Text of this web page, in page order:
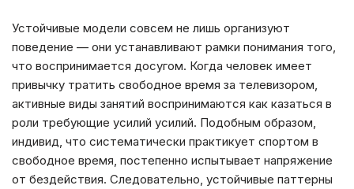
Устойчивые модели совсем не лишь организуют
поведение — они устанавливают рамки понимания того,
что воспринимается досугом. Когда человек имеет
привычку тратить свободное время за телевизором,
активные виды занятий воспринимаются как казаться в
роли требующие усилий усилий. Подобным образом,
индивид, что систематически практикует спортом в
свободное время, постепенно испытывает напряжение
от бездействия. Следовательно, устойчивые паттерны